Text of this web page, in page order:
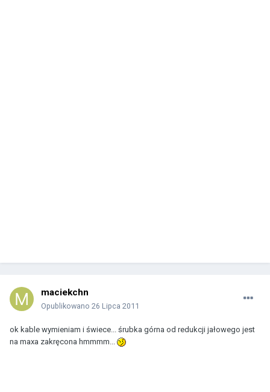
maciekchn
Opublikowano 26 Lipca 2011
ok kable wymieniam i świece... śrubka górna od redukcji jałowego jest
na maxa zakręcona hmmmm...